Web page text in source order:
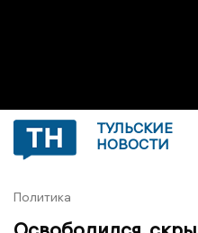
ТУЛЬСКИЕ
НОВОСТИ
Политика